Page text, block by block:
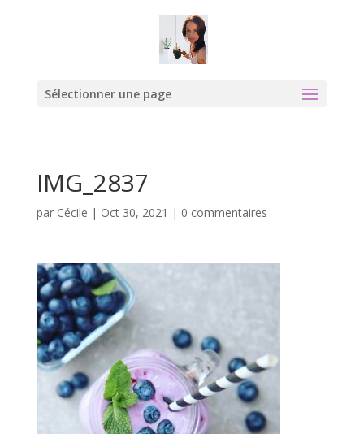
Sélectionner une page
IMG_2837
par Cécile | Oct 30, 2021 | 0 commentaires